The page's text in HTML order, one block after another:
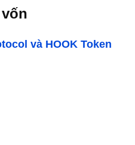
và HOOK Token